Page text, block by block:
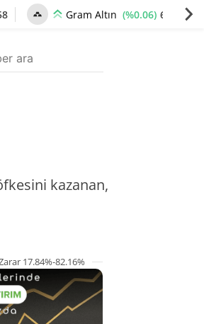
Gram Altın (%0.06) 6499.92
kazanan,
17.84%-82.16%